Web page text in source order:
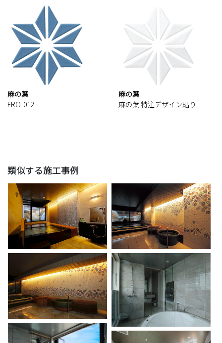
麻の葉
FRO-012
麻の葉
麻の葉 特注デザイン貼り
類似する施工事例